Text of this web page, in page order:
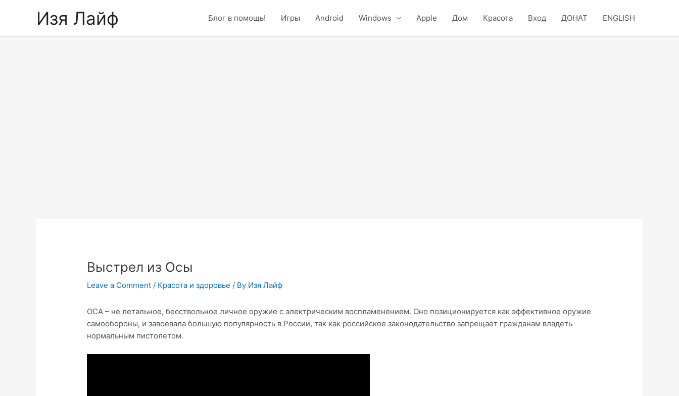
Изя Лайф Блог в помощь! Игры Android Windows Apple Дом Красота Вход ДОНАТ ENGLISH
Выстрел из Осы
Leave a Comment / Красота и здоровье / By Изя Лайф
ОСА – не летальное, бесствольное личное оружие с электрическим воспламенением. Оно позиционируется как эффективное оружие
самообороны, и завоевала большую популярность в России, так как российское законодательство запрещает гражданам владеть
нормальным пистолетом.